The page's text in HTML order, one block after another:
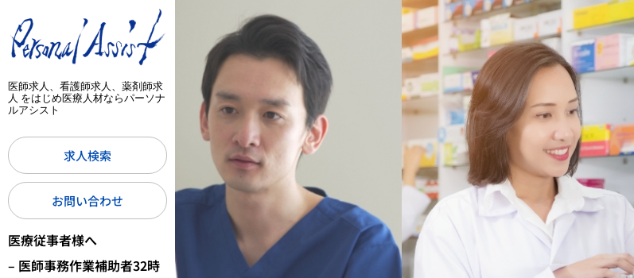
医師求人、看護師求人、薬剤師求
人 をはじめ医療人材ならパーソナ
ルアシスト
求人検索
お問い合わせ
医療従事者様へ
– 医師事務作業補助者32時